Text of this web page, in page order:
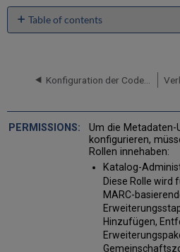
Table of contents
Profil-
Dateidetails
bearbeiten
Bearbeiten
Wiederherstellen
Um die Metadaten-
konfigurieren,
Rollen innehaben:
Katalog-
Diese Rolle wird
MARC-
Hinzufügen,